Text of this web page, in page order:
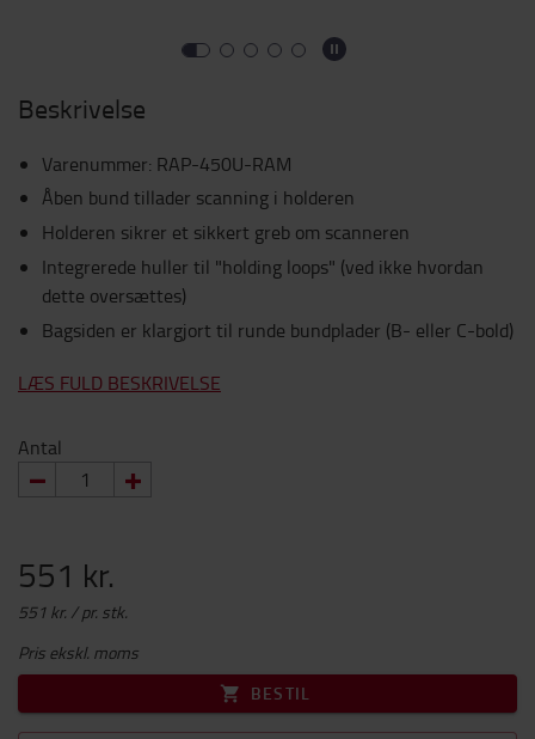
Beskrivelse
Varenummer: RAP-450U-RAM
Åben bund tillader scanning i holderen
Holderen sikrer et sikkert greb om scanneren
Integrerede huller til "holding loops" (ved ikke hvordan
dette oversættes)
Bagsiden er klargjort til runde bundplader (B- eller C-bold)
LÆS FULD BESKRIVELSE
Antal
551 kr.
551 kr. / pr. stk.
Pris ekskl. moms
BESTIL